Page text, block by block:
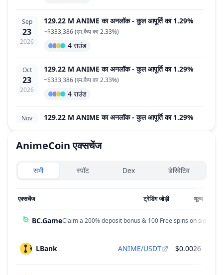
Sep
23
2026
129.22 M ANIME का अनलॉक - कुल आपूर्ति का 1.29%
~$333,386(एम.कैप का 2.33%)
4 राउंड
Oct
23
2026
129.22 M ANIME का अनलॉक - कुल आपूर्ति का 1.29%
~$333,386(एम.कैप का 2.33%)
4 राउंड
Nov 129.22 M ANIME का अनलॉक - कुल आपूर्ति का 1.29%
4 राउंड
23
129.22 M ANIME का अनलॉक - कुल आपूर्ति का 1.29%
$333,386
4 राउंड
Jan
23
2027
~$333,386 (एम.कैप का 2.33%)
AnimeCoin एक्सचेंज
Exchanges type
सभी स्पॉट Dex डेरिवेटिव
एक्सचेंज ट्रेडिंग जोड़ी मूल्य
BC.GameClaim a 200% deposit bonus & 100 Free spins on sign up!
LBank ANIME/USDT $0.0026